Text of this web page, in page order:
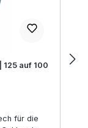
auf 100
für die